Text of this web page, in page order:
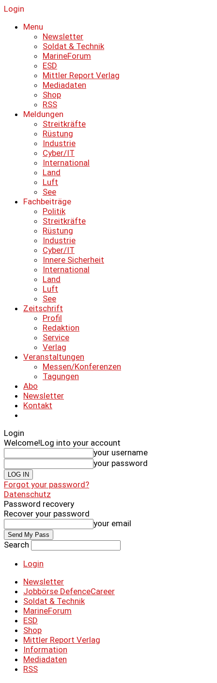
Login
Menu
Newsletter
Soldat & Technik
MarineForum
ESD
Mittler Report Verlag
Mediadaten
Shop
RSS
Meldungen
Streitkräfte
Rüstung
Industrie
Cyber/IT
International
Land
Luft
See
Fachbeiträge
Politik
Streitkräfte
Rüstung
Industrie
Cyber/IT
Innere Sicherheit
International
Land
Luft
See
Zeitschrift
Profil
Redaktion
Service
Verlag
Veranstaltungen
Messen/Konferenzen
Tagungen
Abo
Newsletter
Kontakt
Login
Welcome!Log into your account
your username
your password
Forgot your password?
Datenschutz
Password recovery
Recover your password
your email
Search
Login
Newsletter
Jobbörse DefenceCareer
Soldat & Technik
MarineForum
ESD
Shop
Mittler Report Verlag
Information
Mediadaten
RSS